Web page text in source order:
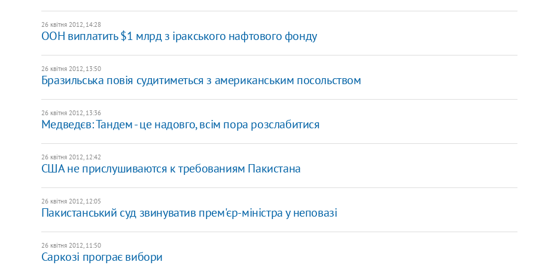
26 квітня 2012, 14:28
ООН виплатить $1 млрд з іракського нафтового фонду
26 квітня 2012, 13:50
Бразильська повія судитиметься з американським посольством
26 квітня 2012, 13:36
Медведєв: Тандем - це надовго, всім пора розслабитися
26 квітня 2012, 12:42
США не прислушиваются к требованиям Пакистана
26 квітня 2012, 12:05
​Пакистанський суд звинуватив прем'єр-міністра у неповазі
26 квітня 2012, 11:50
Саркозі програє вибори